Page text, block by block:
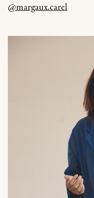
@margaux.carel